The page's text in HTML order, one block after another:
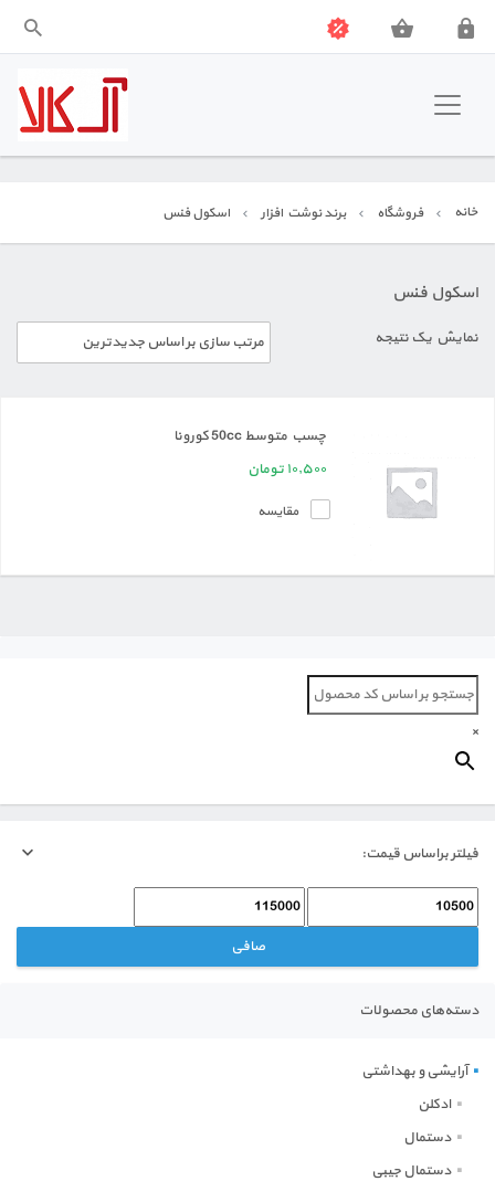
آل کالا
آموزشی
جشن و شادی
آرایشی و بهداشتی
خانه و آشپزخانه
×
فیلتر براساس قیمت:
حداقل
قیمت
حداكثر
صافی
دسته‌های محصولات
آرایشی و بهداشتی
ادکلن
دستمال
دستمال جیبی
خانه فروشگاه برند نوشت افزار اسکول فنس
اسکول فنس
نمایش یک نتیجه
چسب متوسط 50cc کورونا
۱۰,۵۰۰ تومان
مقایسه